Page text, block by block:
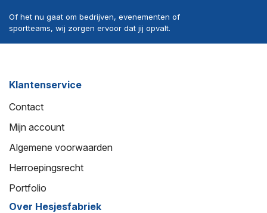
Of het nu gaat om bedrijven, evenementen of
sportteams, wij zorgen ervoor dat jij opvalt.
Klantenservice
Contact
Mijn account
Algemene voorwaarden
Herroepingsrecht
Portfolio
Over Hesjesfabriek